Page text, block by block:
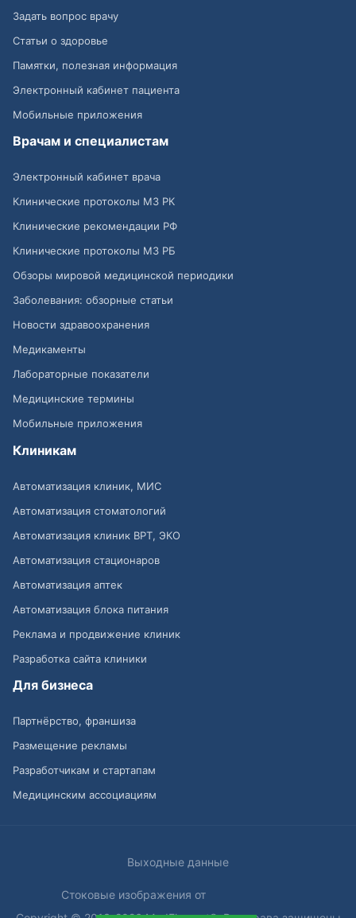
Задать вопрос врачу
Статьи о здоровье
Памятки, полезная информация
Электронный кабинет пациента
Мобильные приложения
Врачам и специалистам
Электронный кабинет врача
Клинические протоколы МЗ РК
Клинические рекомендации РФ
Клинические протоколы МЗ РБ
Обзоры мировой медицинской периодики
Заболевания: обзорные статьи
Новости здравоохранения
Медикаменты
Лабораторные показатели
Медицинские термины
Мобильные приложения
Клиникам
Автоматизация клиник, МИС
Автоматизация стоматологий
Автоматизация клиник ВРТ, ЭКО
Автоматизация стационаров
Автоматизация аптек
Автоматизация блока питания
Реклама и продвижение клиник
Разработка сайта клиники
Для бизнеса
Партнёрство, франшиза
Размещение рекламы
Разработчикам и стартапам
Медицинским ассоциациям
Выходные данные
Стоковые изображения от